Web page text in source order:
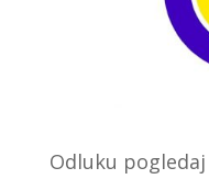
Odluku pogledaj